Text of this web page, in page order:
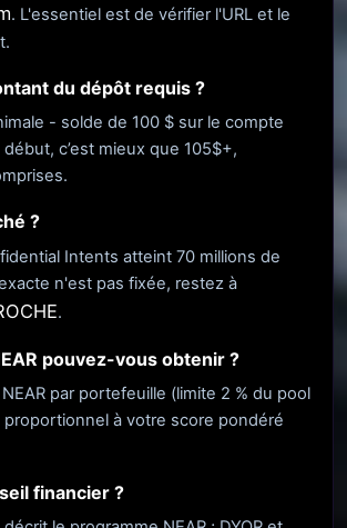
. L'essentiel est de vérifier l'URL et le
du dépôt requis ?
- solde de 100 $ sur le compte
c’est mieux que 105$+,
?
Intents atteint 70 millions de
n'est pas fixée, restez à
.
pouvez-vous obtenir ?
par portefeuille (limite 2 % du pool
proportionnel à votre score pondéré
financier ?